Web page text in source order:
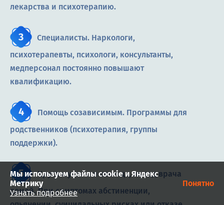
лекарства и психотерапию.
Специалисты. Наркологи,
психотерапевты, психологи, консультанты,
медперсонал постоянно повышают
квалификацию.
Помощь созависимым. Программы для
родственников (психотерапия, группы
поддержки).
Круглосуточная помощь, выезд врача
домой. При симптомах абстиненции,
Мы используем файлы cookie и Яндекс
Метрику
Узнать подробнее
Понятно